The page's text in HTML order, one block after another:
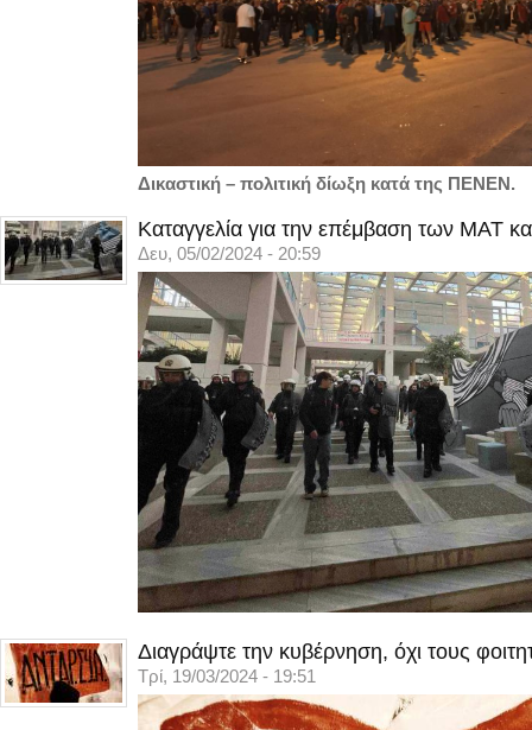
Δικαστική – πολιτική δίωξη κατά της ΠΕΝΕΝ.
Καταγγελία για την επέμβαση των ΜΑΤ
Δευ, 05/02/2024 - 20:59
Διαγράψτε την κυβέρνηση, όχι τους
Τρί, 19/03/2024 - 19:51